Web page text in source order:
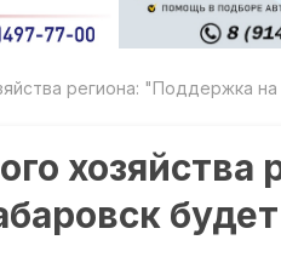
региона: "Поддержка